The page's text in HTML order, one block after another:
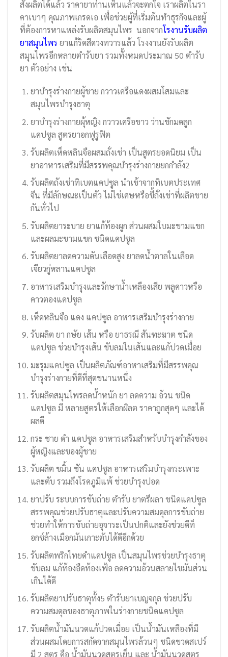
สั่งผลิตได้แล้ว ราคายาท่านเห็นแล้วจะตกใจ เราผลิตในรา
คาเบาๆ คุณภาพเกรดเอ เพื่อช่วยผู้ที่เริ่มต้นทำธุรกิจและผู้
ที่ต้องการหาแหล่งรับผลิตสมุนไพร นอกจากโรงานรับผลิต
ยาสมุนไพร ยาแก้ริดสีดวงทวารแล้ว โรงงานยังรับผลิต
สมุนไพรอีกหลายตำรับยา รวมทั้งหมดประมาณ 50 ตำรับ
ยา ตัวอย่าง เช่น
ยาบำรุงร่างกายผู้ชาย กวาวเครือแดงผสมโสมและ
สมุนไพรบำรุงธาตุ
ยาบำรุงร่างกายผุ้หญิง กวาวเครือขาว ว่านชักมดลูก
แคปซูล สูตรยาอกฟูรูฟิต
รับผลิตเห็ดหลินจือผสมถั่งเช่า เป็นสูตรยอดนิยม เป็น
ยาอาหารเสริมที่มีสรรพคุณบำรุงร่างกายยกกำลัง2
รับผลิตถังเช่าทิเบตแคปซูล นำเข้าจากทิเบตประเทศ
จีน ที่มีลักษณะเป็นตัว ไม่ไช่เศษหรือขี้ถั่งเช่าที่ผลิตขาย
กันทั่วไป
รับผลิตยาระบาย ยาแก้ท้องผูก ส่วนผสมใบมะขามแขก
และผลมะขามแขก ชนิดแคปซูล
รับผลิตยาลดความดันเลือดสูง ยาลดน้ำตาลในเลือด
เจียวกู่หลานแคปซูล
อาหารเสริมบำรุงและรักษาน้ำเหลืองเสีย พลูคาวหรือ
คาวตองแคปซูล
เห็ดหลินจือ แดง แคปซูล อาหารเสริมบำรุงร่างกาย
รับผลิต ยา กษัย เส้น หรือ ยาธรณี สันฑะฆาต ชนิด
แคปซูล ช่วยบำรุงเส้น ขับลมในเส้นและแก้ปวดเมื่อย
มะรุมแคปซูล เป็นผลิตภัณฑ์อาหาเสริมที่มีสรรพคุณ
บำรุงร่างกายที่ดีที่สุดขนานหนึ่ง
รับผลิตสมุนไพรลดน้ำหนัก ยา ลดความ อ้วน ชนิด
แคปซูล มี หลายสูตรให้เลือกผิลต ราคาถูกสุดๆ และได้
ผลดี
กระ ชาย ดำ แคปซูล อาหารเสริมสำหรับบำรุงกำลังของ
ผู้หญิงและของผู้ชาย
รับผลิต ขมิ้น ชัน แคปซูล อาหารเสริมบำรุงกระเพาะ
และตับ รวมถึงโรคภูมิแพ้ ช่วยบำรุงปอด
ยาปรับ ระบบการขับถ่าย ตำรับ ยาตรีผลา ชนิดแคปซูล
สรรพคุณช่วยปรับธาตุและปรับความสมดุลการขับถ่าย
ช่วยทำให้การขับถ่ายอุจาระเป็นปกติและยังช่วยดีท็
อกซ์ล้างเมือกมันเกาะตับได้ดีอีกด้วย
รับผลิตพริกไทยดำแคปซูล เป็นสมุนไพรช่วยบำรุงธาตุ
ขับลม แก้ท้องอืดท้องเฟ้อ ลดความอ้วนสลายไขมันส่วน
เกินได้ดี
รับผลิตยาปรับธาตุทั้ง5 ตำรับยาเบญจกุล ช่วยปรับ
ความสมดุลของธาตุภาพในร่างกายชนิดแคปซูล
รับผลิตน้ำมันนวดแก้ปวดเมื่อย เป็นน้ำมันเหลืองที่มี
ส่วนผสมโดยการสกัดจากสมุนไพรล้วนๆ ชนิดขวดสเปร์
มี 2 สูตร คือ น้ำมันนวดสูตรเย็น และ น้ำมันนวดสูตร